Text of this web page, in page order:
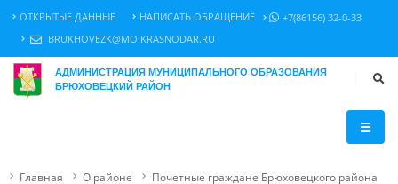
ОТКРЫТЫЕ ДАННЫЕ НАПИСАТЬ ОБРАЩЕНИЕ
+7(86156) 32-0-33
BRUKHOVEZK@MO.KRASNODAR.RU
АДМИНИСТРАЦИЯ МУНИЦИПАЛЬНОГО ОБРАЗОВАНИЯ
БРЮХОВЕЦКИЙ РАЙОН
Главная О районе Почетные граждане Брюховецкого района